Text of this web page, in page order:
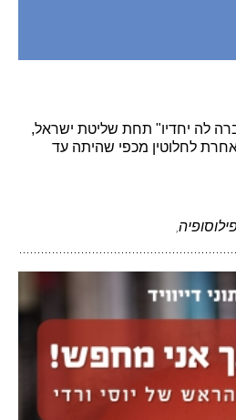
לה יחדיו" תחת שליטת ישראל,
אחרת לחלוטין מכפי שהיתה עד
,